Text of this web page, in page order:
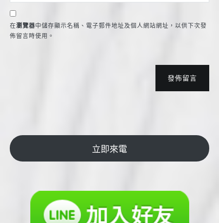
在瀏覽器中儲存顯示名稱、電子郵件地址及個人網站網址，以供下次發
佈留言時使用。
發佈留言
立即來電